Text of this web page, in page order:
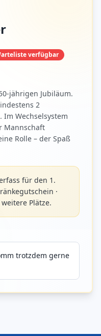
verfügbar
jährigen Jubiläum.
2
Wechselsystem
Mannschaft
Rolle – der Spaß
für den 1.
·
Plätze.
trotzdem gerne